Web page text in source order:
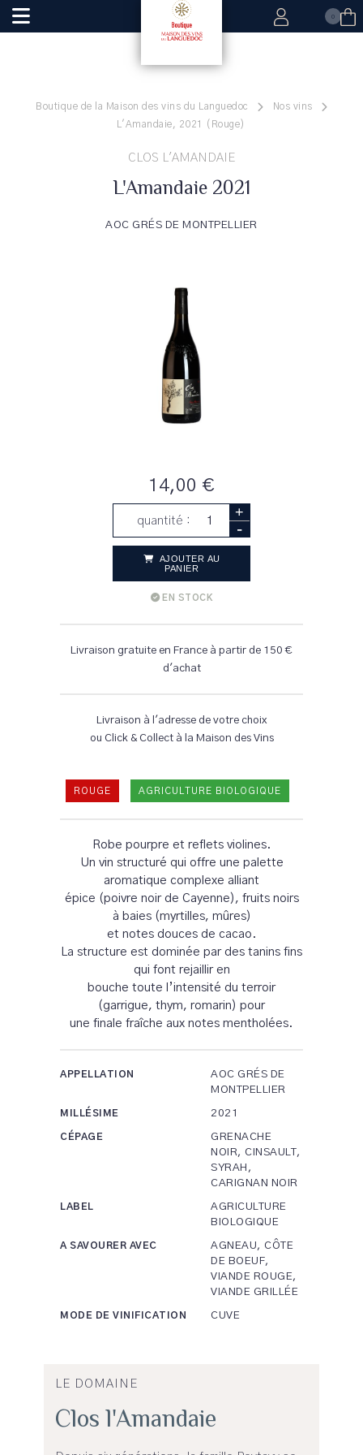
0
Boutique de la Maison des vins du Languedoc
Nos vins
L'Amandaie, 2021 (Rouge)
CLOS L'AMANDAIE
L'Amandaie 2021
AOC GRÉS DE MONTPELLIER
14,00 €
quantité : +
-
AJOUTER AU
PANIER
EN STOCK
Livraison gratuite en France à partir de 150 €
d'achat
Livraison à l'adresse de votre choix
ou Click & Collect à la Maison des Vins
ROUGE AGRICULTURE BIOLOGIQUE
Robe pourpre et reflets violines.
Un vin structuré qui offre une palette
aromatique complexe alliant
épice (poivre noir de Cayenne), fruits noirs
à baies (myrtilles, mûres)
et notes douces de cacao.
La structure est dominée par des tanins fins
qui font rejaillir en
bouche toute l’intensité du terroir
(garrigue, thym, romarin) pour
une finale fraîche aux notes mentholées.
APPELLATION
AOC GRÉS DE
MONTPELLIER
MILLÉSIME 2021
CÉPAGE
GRENACHE
NOIR, CINSAULT,
SYRAH,
CARIGNAN NOIR
LABEL
AGRICULTURE
BIOLOGIQUE
A SAVOURER AVEC
AGNEAU, CÔTE
DE BOEUF,
VIANDE ROUGE,
VIANDE GRILLÉE
MODE DE VINIFICATION CUVE
LE DOMAINE
Clos l'Amandaie